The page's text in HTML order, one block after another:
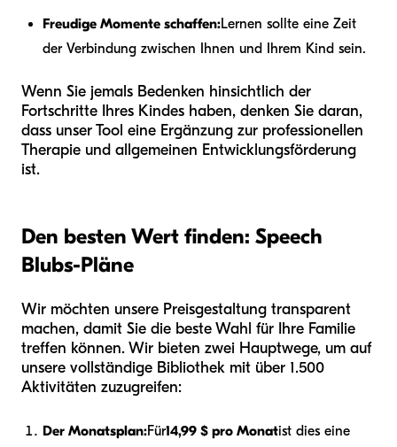
Freudige Momente schaffen:Lernen sollte eine Zeit
der Verbindung zwischen Ihnen und Ihrem Kind sein.
Wenn Sie jemals Bedenken hinsichtlich der
Fortschritte Ihres Kindes haben, denken Sie daran,
dass unser Tool eine Ergänzung zur professionellen
Therapie und allgemeinen Entwicklungsförderung
ist.
Den besten Wert finden: Speech
Blubs-Pläne
Wir möchten unsere Preisgestaltung transparent
machen, damit Sie die beste Wahl für Ihre Familie
treffen können. Wir bieten zwei Hauptwege, um auf
unsere vollständige Bibliothek mit über 1.500
Aktivitäten zuzugreifen:
Der Monatsplan:Für14,99 $ pro Monatist dies eine